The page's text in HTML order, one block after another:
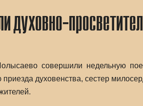
духовно-
совершили недельную
духовенства, сестер